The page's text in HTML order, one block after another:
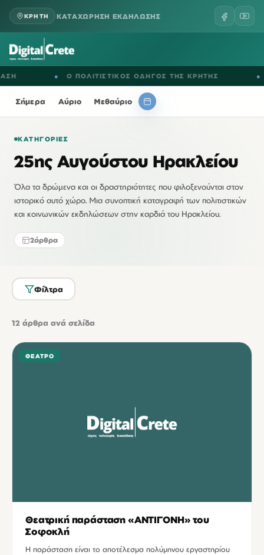
ΚΡΗΤΗ ΚΑΤΑΧΩΡΗΣΗ ΕΚΔΗΛΩΣΗΣ
Ο ΠΟΛΙΤΙΣΤΙΚΟΣ ΟΔΗΓΟΣ ΤΗΣ ΚΡΗΤΗΣ
Σήμερα Αύριο Μεθαύριο
ΚΑΤΗΓΟΡΊΕΣ
25ης Αυγούστου Ηρακλείου
Όλα τα δρώμενα και οι δραστηριότητες που φιλοξενούνται στον
ιστορικό αυτό χώρο. Μια συνοπτική καταγραφή των πολιτιστικών
και κοινωνικών εκδηλώσεων στην καρδιά του Ηρακλείου.
2άρθρα
Φίλτρα
12 άρθρα ανά σελίδα
ΘΈΑΤΡΟ
Θεατρική παράσταση «ΑΝΤΙΓΟΝΗ» του
Σοφοκλή
Η παράσταση είναι το αποτέλεσμα πολύμηνου εργαστηρίου